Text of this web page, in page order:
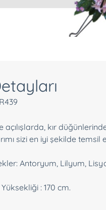
açılışlarda, kır
sizi en iyi şekilde temsil
Antoryum, Lilyum,
: 170 cm.